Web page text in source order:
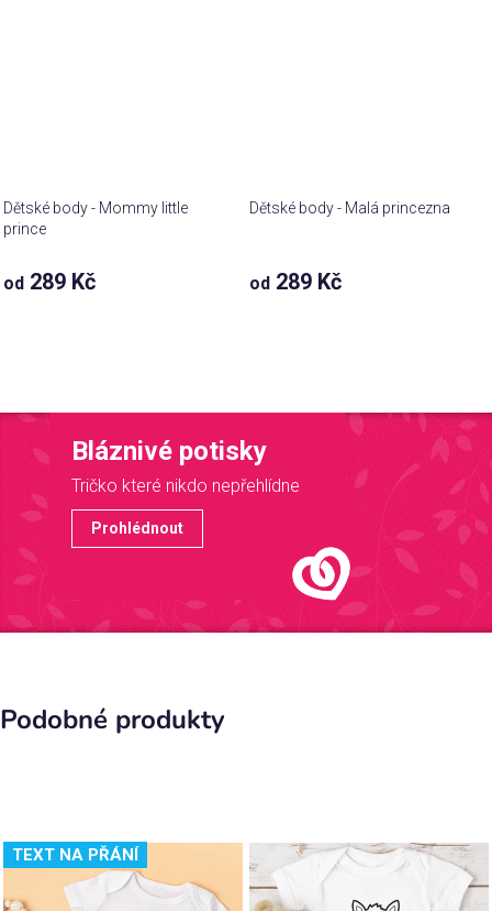
Dětské body - Mommy little
prince
od 289 Kč
Dětské body - Malá princezna
od 289 Kč
Bláznivé potisky
Tričko které nikdo nepřehlídne
Prohlédnout
Podobné produkty
TEXT NA PŘÁNÍ